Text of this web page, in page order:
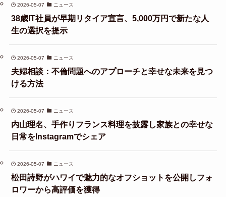
2026-05-07 ニュース
38歳IT社員が早期リタイア宣言、5,000万円で新たな人
生の選択を提示
2026-05-07 ニュース
夫婦相談：不倫問題へのアプローチと幸せな未来を見つ
ける方法
2026-05-07 ニュース
内山理名、手作りフランス料理を披露し家族との幸せな
日常をInstagramでシェア
2026-05-07 ニュース
松田詩野がハワイで魅力的なオフショットを公開しフォ
ロワーから高評価を獲得